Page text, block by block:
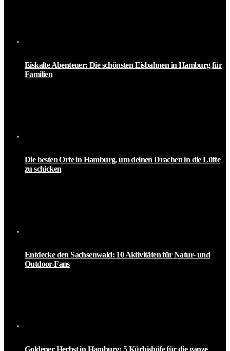
Eiskalte Abenteuer: Die schönsten Eisbahnen in Hamburg für
Familien
Die besten Orte in Hamburg, um deinen Drachen in die Lüfte
zu schicken
Entdecke den Sachsenwald: 10 Aktivitäten für Natur- und
Outdoor-Fans
Goldener Herbst in Hamburg: 5 Kürbishöfe für die ganze